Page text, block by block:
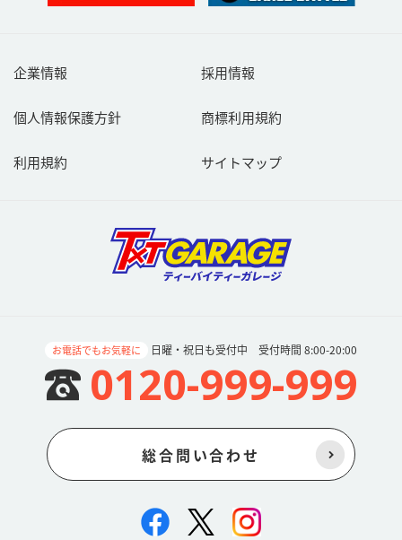
お電話でもお気軽に 日曜・祝日も受付中 受付時間 8:00-20:00
0120-999-999
総合問い合わせ
企業情報 採用情報
個人情報保護方針 商標利用規約
利用規約 サイトマップ